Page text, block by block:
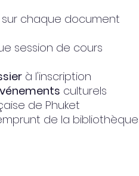
sur chaque document
session de cours
à l'inscription
culturels
de Phuket
de la bibliothèque